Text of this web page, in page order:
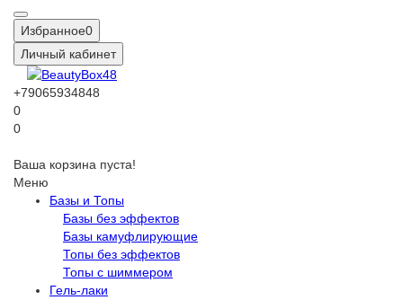
Избранное0
Личный кабинет
+79065934848
0
0
Ваша корзина пуста!
Меню
Базы и Топы
Базы без эффектов
Базы камуфлирующие
Топы без эффектов
Топы с шиммером
Гель-лаки